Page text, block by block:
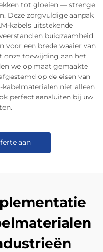
tot gloeien — strenge
Deze zorgvuldige aanpak
kabels uitstekende
en buigzaamheid
voor een brede waaier van
onze toewijding aan het
we op maat gemaakte
op de eisen van
kabelmaterialen niet alleen
perfect aansluiten bij uw
aan